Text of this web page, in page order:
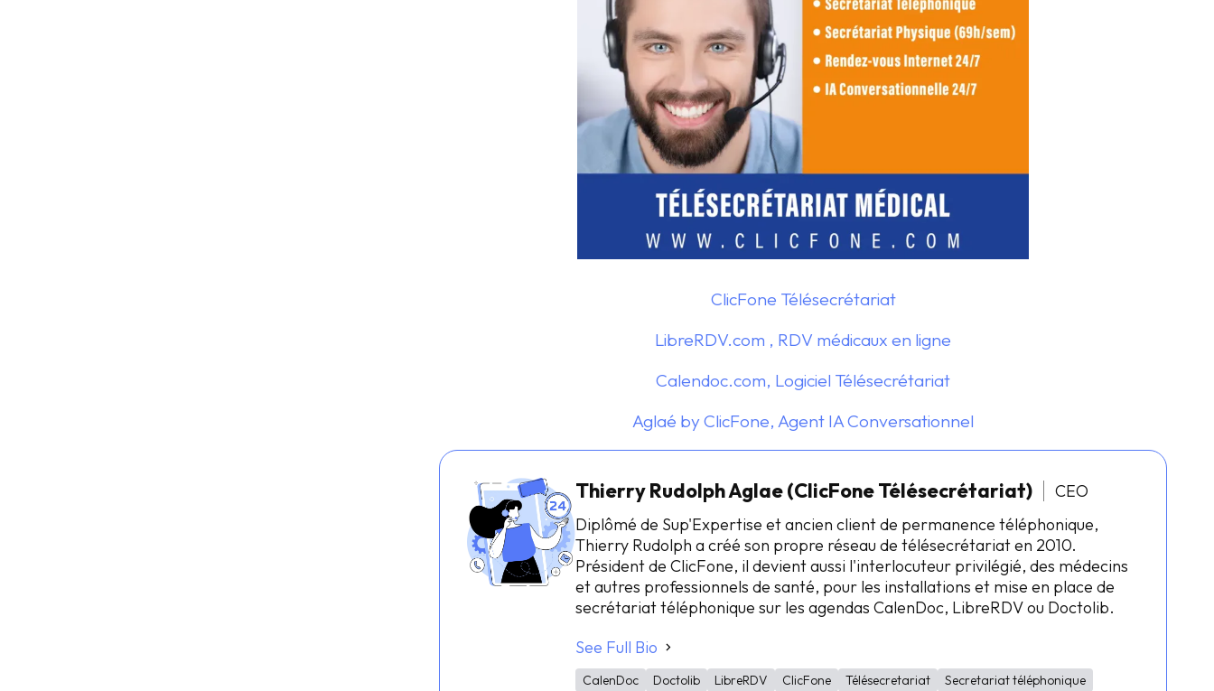
ClicFone Télésecrétariat
LibreRDV.com , RDV médicaux en ligne
Calendoc.com, Logiciel Télésecrétariat
Aglaé by ClicFone, Agent IA Conversationnel
Thierry Rudolph Aglae (ClicFone Télésecrétariat)
CEO
Diplômé de Sup'Expertise et ancien client de permanence téléphonique,
Thierry Rudolph a créé son propre réseau de télésecrétariat en 2010.
Président de ClicFone, il devient aussi l'interlocuteur privilégié, des médecins
et autres professionnels de santé, pour les installations et mise en place de
secrétariat téléphonique sur les agendas CalenDoc, LibreRDV ou Doctolib.
See Full Bio
CalenDoc Doctolib LibreRDV ClicFone Télésecretariat Secretariat téléphonique